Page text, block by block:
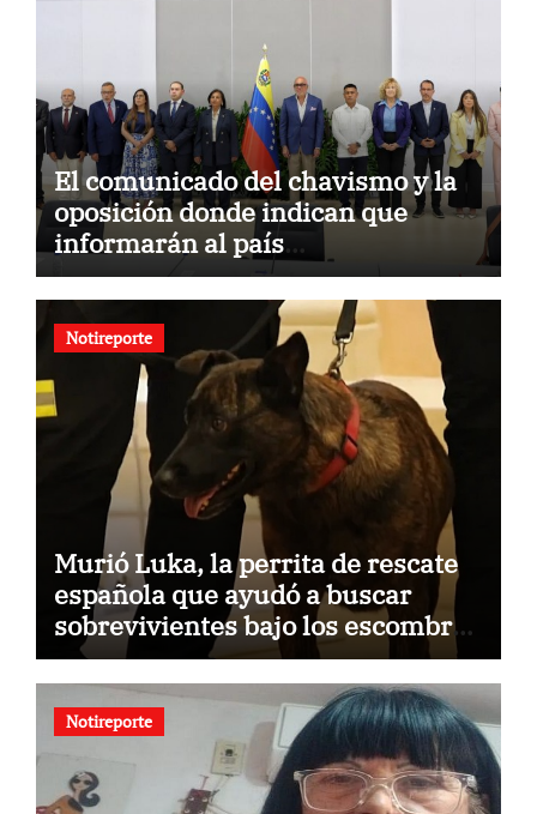
El comunicado del chavismo y la
oposición donde indican que
informarán al país
oportunamente sobre los avances
alcanzado
Notireporte
Murió Luka, la perrita de rescate
española que ayudó a buscar
sobrevivientes bajo los escombros
tras los terremotos
Notireporte